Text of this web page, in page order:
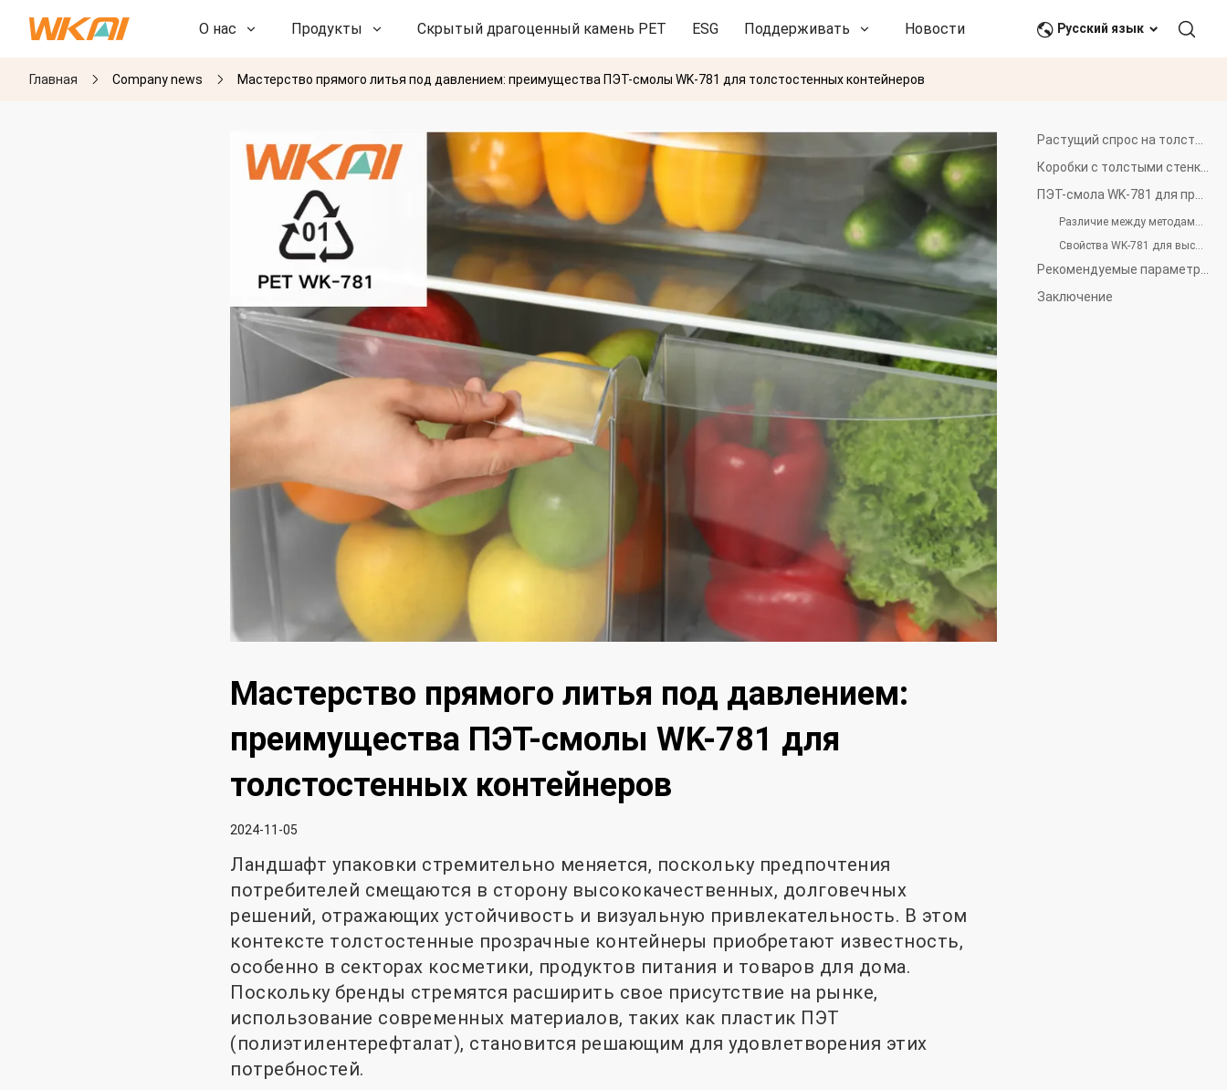
О нас Продукты Скрытый драгоценный камень PET ESG Поддерживать Новости и события Связаться с нами
НИОКР
Русский язык
Главная Company news Мастерство прямого литья под давлением: преимущества ПЭТ-смолы WK-781 для толстостенных контейнеров
Различие между методами литья под давлением
Свойства WK-781 для высококачественного производства
Заключение
Мастерство прямого литья под давлением:
преимущества ПЭТ-смолы WK-781 для
толстостенных контейнеров
2024-11-05
Ландшафт упаковки стремительно меняется, поскольку предпочтения
потребителей смещаются в сторону высококачественных, долговечных
решений, отражающих устойчивость и визуальную привлекательность. В этом
контексте толстостенные прозрачные контейнеры приобретают известность,
особенно в секторах косметики, продуктов питания и товаров для дома.
Поскольку бренды стремятся расширить свое присутствие на рынке,
использование современных материалов, таких как пластик ПЭТ
(полиэтилентерефталат), становится решающим для удовлетворения этих
потребностей.